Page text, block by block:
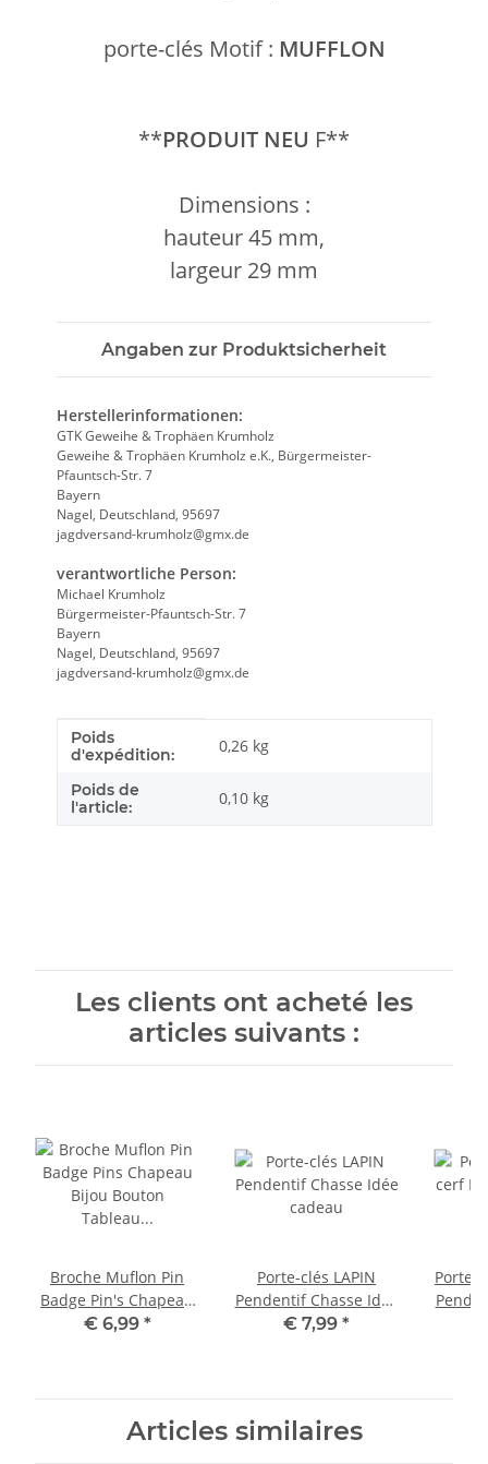
porte-clés Motif : MUFFLON
**PRODUIT NEU F**
Dimensions :
hauteur 45 mm,
largeur 29 mm
Angaben zur Produktsicherheit
Herstellerinformationen:
GTK Geweihe & Trophäen Krumholz
Geweihe & Trophäen Krumholz e.K., Bürgermeister-
Pfauntsch-Str. 7
Bayern
Nagel, Deutschland, 95697
jagdversand-krumholz@gmx.de
verantwortliche Person:
Michael Krumholz
Bürgermeister-Pfauntsch-Str. 7
Bayern
Nagel, Deutschland, 95697
jagdversand-krumholz@gmx.de
Caractéristique du produit
Valeur
Poids
d'expédition:
0,26 kg
Poids de
l'article:
0,10 kg
Les clients ont acheté les
articles suivants :
Broche Muflon Pin
Badge Pin's Chapeau
Bijou Bouton Tableau
€ 6,99 *
Porte-clés LAPIN
Pendentif Chasse Idée
cadeau
€ 7,99 *
Porte-
Articles similaires